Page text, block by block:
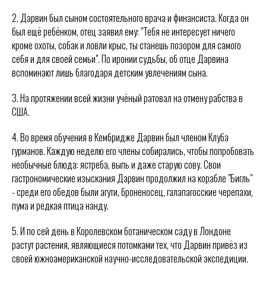
2. Дарвин был сыном состоятельного врача и финансиста. Когда он
был ещё ребёнком, отец заявил ему: "Тебя не интересует ничего
кроме охоты, собак и ловли крыс, ты станешь позором для самого
себя и для своей семьи". По иронии судьбы, об отце Дарвина
вспоминают лишь благодаря детским увлечениям сына.
3. На протяжении всей жизни учёный ратовал на отмену рабства в
США.
4. Во время обучения в Кембридже Дарвин был членом Клуба
гурманов. Каждую неделю его члены собирались, чтобы попробовать
необычные блюда: ястреба, выпь и даже старую сову. Свои
гастрономические изыскания Дарвин продолжил на корабле "Бигль"
- среди его обедов были агути, броненосец, галапагосские черепахи,
пума и редкая птица нанду.
5. И по сей день в Королевском ботаническом саду в Лондоне
растут растения, являющиеся потомками тех, что Дарвин привёз из
своей южноамериканской научно-исследовательской экспедиции.